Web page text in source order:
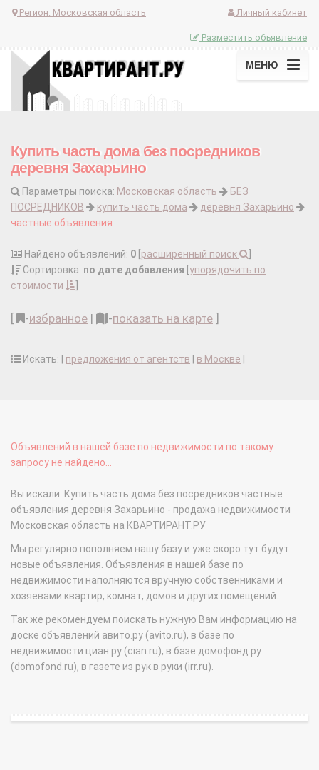
Регион: Московская область Личный кабинет
Разместить объявление
МЕНЮ
Купить часть дома без посредников
деревня Захарьино
Параметры поиска: Московская область
БЕЗ
ПОСРЕДНИКОВ
купить часть дома
деревня Захарьино
частные объявления
Найдено объявлений: 0 расширенный поиск
Сортировка: по дате добавления упорядочить по
стоимости
-избранное | -показать на карте
Искать: | предложения от агентств в Москве
Объявлений в нашей базе по недвижимости по такому
запросу не найдено...
Вы искали: Купить часть дома без посредников частные
объявления деревня Захарьино - продажа недвижимости
Московская область на КВАРТИРАНТ.РУ
Мы регулярно пополняем нашу базу и уже скоро тут будут
новые объявления. Объявления в нашей базе по
недвижимости наполняются вручную собственниками и
хозяевами квартир, комнат, домов и других помещений.
Так же рекомендуем поискать нужную Вам информацию на
доске объявлений авито.ру (avito.ru), в базе по
недвижимости циан.ру (cian.ru), в базе домофонд.ру
(domofond.ru), в газете из рук в руки (irr.ru).